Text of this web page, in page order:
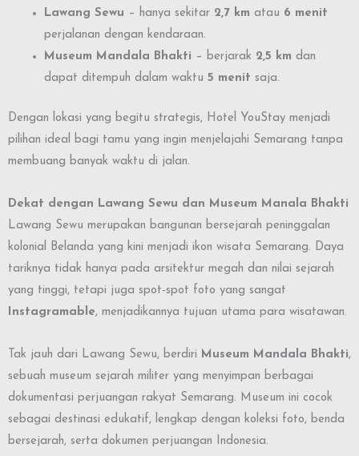
Lawang Sewu – hanya sekitar 2,7 km atau 6 menit
perjalanan dengan kendaraan.
Museum Mandala Bhakti – berjarak 2,5 km dan
dapat ditempuh dalam waktu 5 menit saja.
Dengan lokasi yang begitu strategis, Hotel YouStay menjadi
pilihan ideal bagi tamu yang ingin menjelajahi Semarang tanpa
membuang banyak waktu di jalan.
Dekat dengan Lawang Sewu dan Museum Manala Bhakti
Lawang Sewu merupakan bangunan bersejarah peninggalan
kolonial Belanda yang kini menjadi ikon wisata Semarang. Daya
tariknya tidak hanya pada arsitektur megah dan nilai sejarah
yang tinggi, tetapi juga spot-spot foto yang sangat
Instagramable, menjadikannya tujuan utama para wisatawan.
Tak jauh dari Lawang Sewu, berdiri Museum Mandala Bhakti,
sebuah museum sejarah militer yang menyimpan berbagai
dokumentasi perjuangan rakyat Semarang. Museum ini cocok
sebagai destinasi edukatif, lengkap dengan koleksi foto, benda
bersejarah, serta dokumen perjuangan Indonesia.